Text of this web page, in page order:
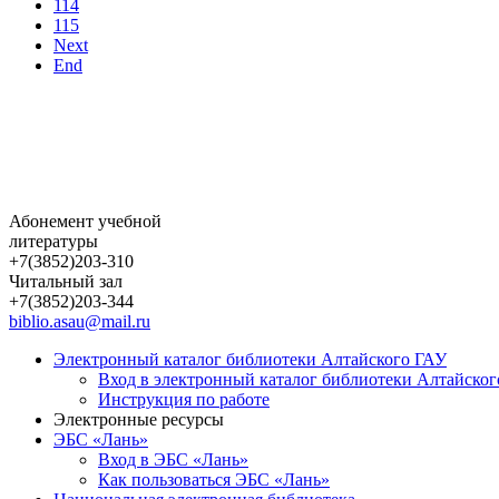
114
115
Next
End
Абонемент учебной
литературы
+7(3852)203-310
Читальный зал
+7(3852)203-344
biblio.asau@mail.ru
Электронный каталог библиотеки Алтайского ГАУ
Вход в электронный каталог библиотеки
Инструкция по работе
Электронные ресурсы
ЭБС «Лань»
Вход в ЭБС «Лань»
Как пользоваться ЭБС «Лань»